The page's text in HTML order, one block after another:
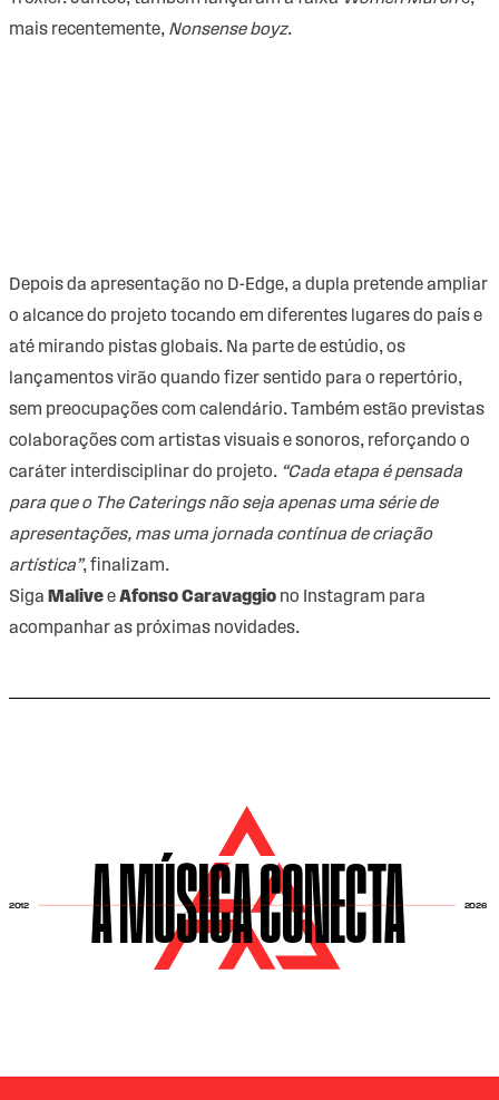
mais recentemente, Nonsense boyz.
Depois da apresentação no D-Edge, a dupla pretende ampliar
o alcance do projeto tocando em diferentes lugares do país e
até mirando pistas globais. Na parte de estúdio, os
lançamentos virão quando fizer sentido para o repertório,
sem preocupações com calendário. Também estão previstas
colaborações com artistas visuais e sonoros, reforçando o
caráter interdisciplinar do projeto. “Cada etapa é pensada
para que o The Caterings não seja apenas uma série de
apresentações, mas uma jornada contínua de criação
artística”, finalizam.
Siga MaliveeAfonso Caravaggio no Instagram para
acompanhar as próximas novidades.
A MÚSICA CONECTA
2012 2026